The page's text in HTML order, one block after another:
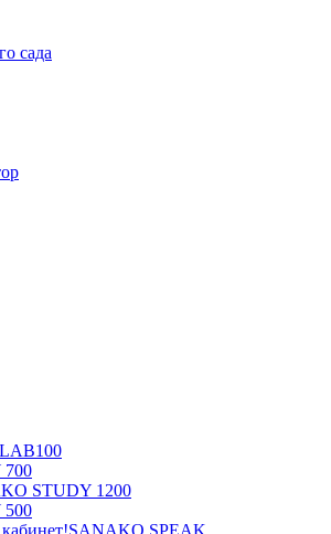
сада
700
STUDY 1200
500
SPEAK